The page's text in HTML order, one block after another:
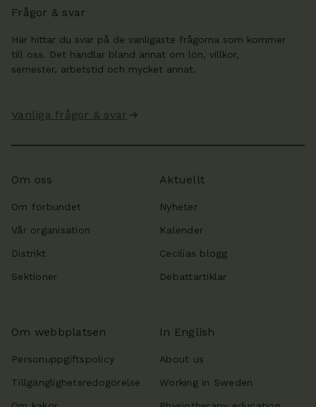
Frågor & svar
Här hittar du svar på de vanligaste frågorna som kommer
till oss. Det handlar bland annat om lön, villkor,
semester, arbetstid och mycket annat.
Vanliga frågor & svar
Om oss
Om förbundet
Vår organisation
Distrikt
Sektioner
Aktuellt
Nyheter
Kalender
Cecilias blogg
Debattartiklar
Om webbplatsen
Personuppgiftspolicy
Tillgänglighetsredogörelse
In English
About us
Working in Sweden